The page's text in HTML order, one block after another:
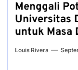
Menggali
Universitas
untuk Masa
Louis Rivera